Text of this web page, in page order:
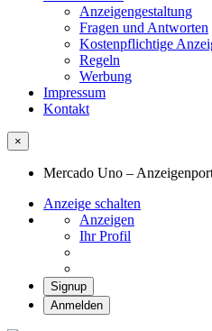
Anzeigengestaltung
Fragen und Antworten
Kostenpflichtige
Regeln
Werbung
Impressum
Kontakt
×
Mercado Uno –
Anzeige schalten
Anzeigen
Ihr Profil
Signup
Anmelden